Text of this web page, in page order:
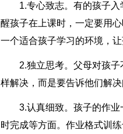
1.专心致志。有的孩子
醒孩子在上课时，一定要用
一个适合孩子学习的环境，
2.独立思考。父母对孩
样解决，而是要告诉他们解
3.认真细致。孩子的作
时完成等方面。作业格式训